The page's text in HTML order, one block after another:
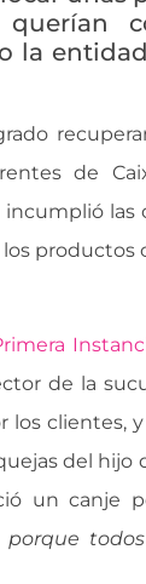
la
de
las
productos
de la
los clientes,
del hijo
un canje
porque